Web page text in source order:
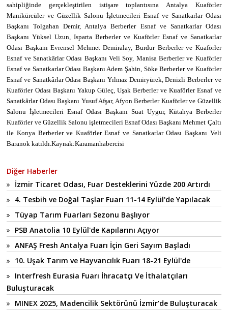
sahipliğinde gerçekleştirilen istişare toplantısına Antalya Kuaförler
Manikürcüler ve Güzellik Salonu İşletmecileri Esnaf ve Sanatkarlar Odası
Başkanı Tolgahan Demir, Antalya Berberler Esnaf ve Sanatkarlar Odası
Başkanı Yüksel Uzun, Isparta Berberler ve Kuaförler Esnaf ve Sanatkarlar
Odası Başkanı Evrensel Mehmet Demiralay, Burdur Berberler ve Kuaförler
Esnaf ve Sanatkârlar Odası Başkanı Veli Soy, Manisa Berberler ve Kuaförler
Esnaf ve Sanatkarlar Odası Başkanı Adem Şahin, Söke Berberler ve Kuaförler
Esnaf ve Sanatkârlar Odası Başkanı Yılmaz Demiryürek, Denizli Berberler ve
Kuaförler Odası Başkanı Yakup Güleç, Uşak Berberler ve Kuaförler Esnaf ve
Sanatkârlar Odası Başkanı Yusuf Afşar, Afyon Berberler Kuaförler ve Güzellik
Salonu İşletmecileri Esnaf Odası Başkanı Suat Uygur, Kütahya Berberler
Kuaförler ve Güzellik Salonu işletmecileri Esnaf Odası Başkanı Mehmet Çaltı
ile Konya Berberler ve Kuaförler Esnaf ve Sanatkarlar Odası Başkanı Veli
Baranok katıldı.Kaynak:Karamanhabercisi
Diğer Haberler
İzmir Ticaret Odası, Fuar Desteklerini Yüzde 200 Artırdı
4. Tesbih ve Doğal Taşlar Fuarı 11-14 Eylül'de Yapılacak
Tüyap Tarım Fuarları Sezonu Başlıyor
PSB Anatolia 10 Eylül'de Kapılarını Açıyor
ANFAŞ Fresh Antalya Fuarı İçin Geri Sayım Başladı
10. Uşak Tarım ve Hayvancılık Fuarı 18-21 Eylül'de
Interfresh Eurasia Fuarı İhracatçı Ve İthalatçıları
Buluşturacak
MINEX 2025, Madencilik Sektörünü İzmir’de Buluşturacak